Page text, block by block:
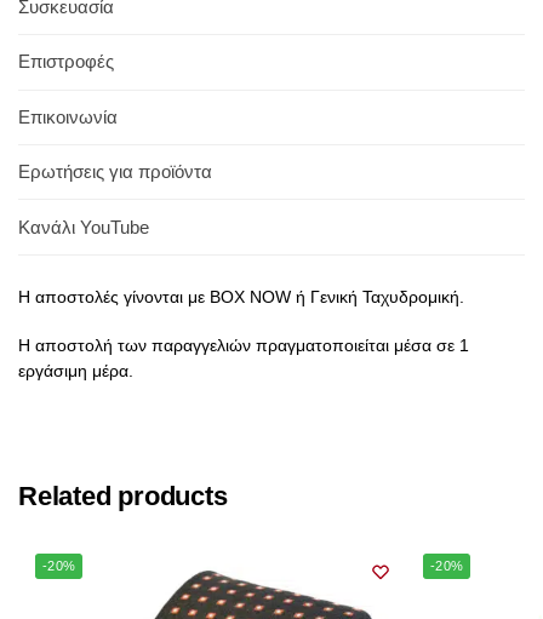
Συσκευασία
Επιστροφές
Επικοινωνία
Ερωτήσεις για προϊόντα
Κανάλι YouTube
Η αποστολές γίνονται με BOX NOW ή Γενική Ταχυδρομική.
Η αποστολή των παραγγελιών πραγματοποιείται μέσα σε 1
εργάσιμη μέρα.
Related products
-20% -20%